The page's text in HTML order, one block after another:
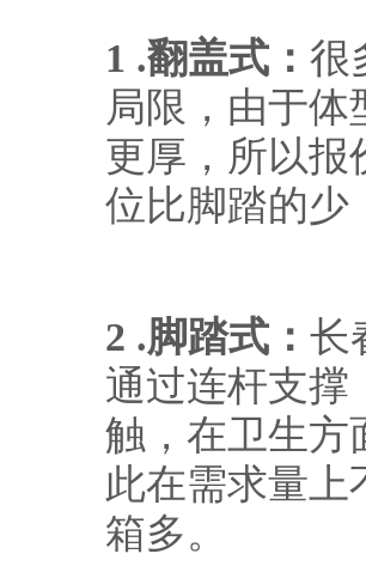
1 .翻盖式： 很
局限，由于
更厚，所以报
位比脚踏的少
2 .脚踏式： 长
通过连杆支撑
触，在卫生方
此在需求量上
箱多。